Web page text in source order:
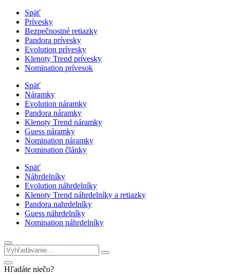
Späť
Prívesky
Bezpečnostné retiazky
Pandora prívesky
Evolution prívesky
Klenoty Trend prívesky
Nomination prívesok
Späť
Náramky
Evolution náramky
Pandora náramky
Klenoty Trend náramky
Guess náramky
Nomination náramky
Nomination články
Späť
Náhrdelníky
Evolution náhrdelníky
Klenoty Trend náhrdelníky a retiazky
Pandora nahrdelníky
Guess náhrdelníky
Nomination náhrdelníky
Hľadáte niečo?